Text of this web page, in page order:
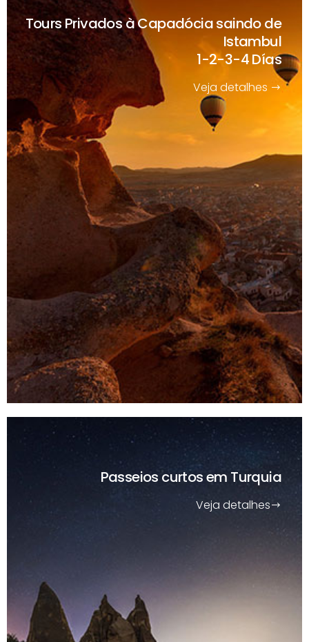
Tours Privados à Capadócia saindo de
Istambul
1-2-3-4 Días
Veja detalhes
Passeios curtosem Turquia
Veja detalhes